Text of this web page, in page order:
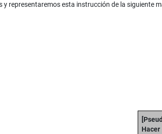
y representaremos esta instrucción de la siguiente
Hacer